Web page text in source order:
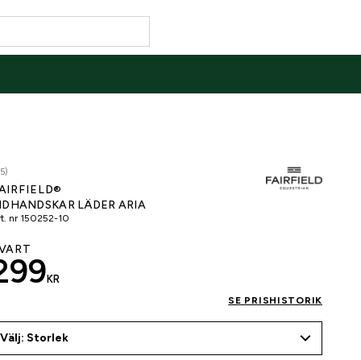
LÄDER ARIA
nr 150252-10
KR
SE PRISHISTORIK
Välj: Storlek